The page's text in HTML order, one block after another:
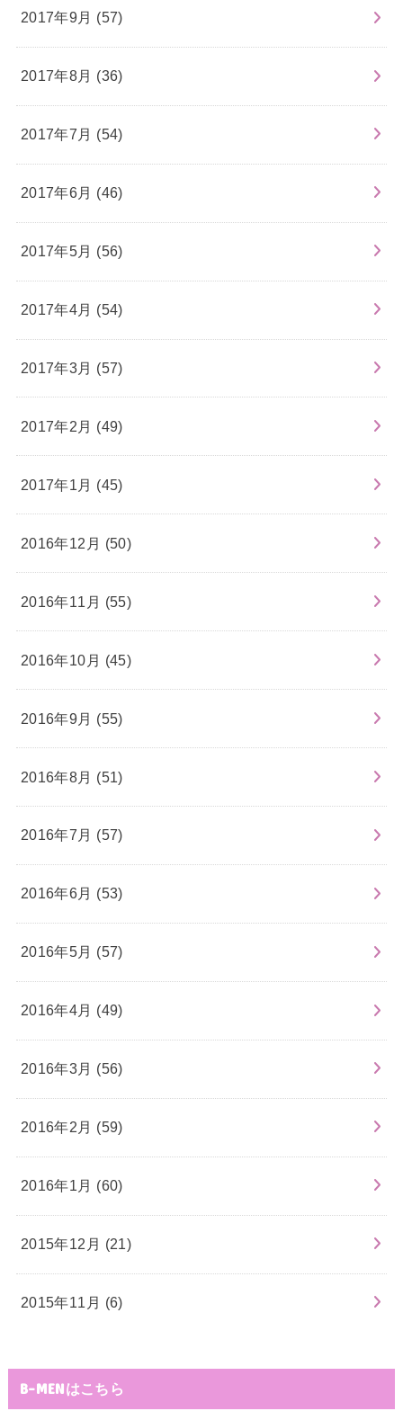
2017年9月 (57)
2017年8月 (36)
2017年7月 (54)
2017年6月 (46)
2017年5月 (56)
2017年4月 (54)
2017年3月 (57)
2017年2月 (49)
2017年1月 (45)
2016年12月 (50)
2016年11月 (55)
2016年10月 (45)
2016年9月 (55)
2016年8月 (51)
2016年7月 (57)
2016年6月 (53)
2016年5月 (57)
2016年4月 (49)
2016年3月 (56)
2016年2月 (59)
2016年1月 (60)
2015年12月 (21)
2015年11月 (6)
B-MENはこちら